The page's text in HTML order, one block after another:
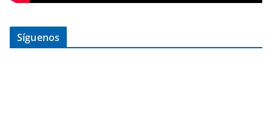
Síguenos